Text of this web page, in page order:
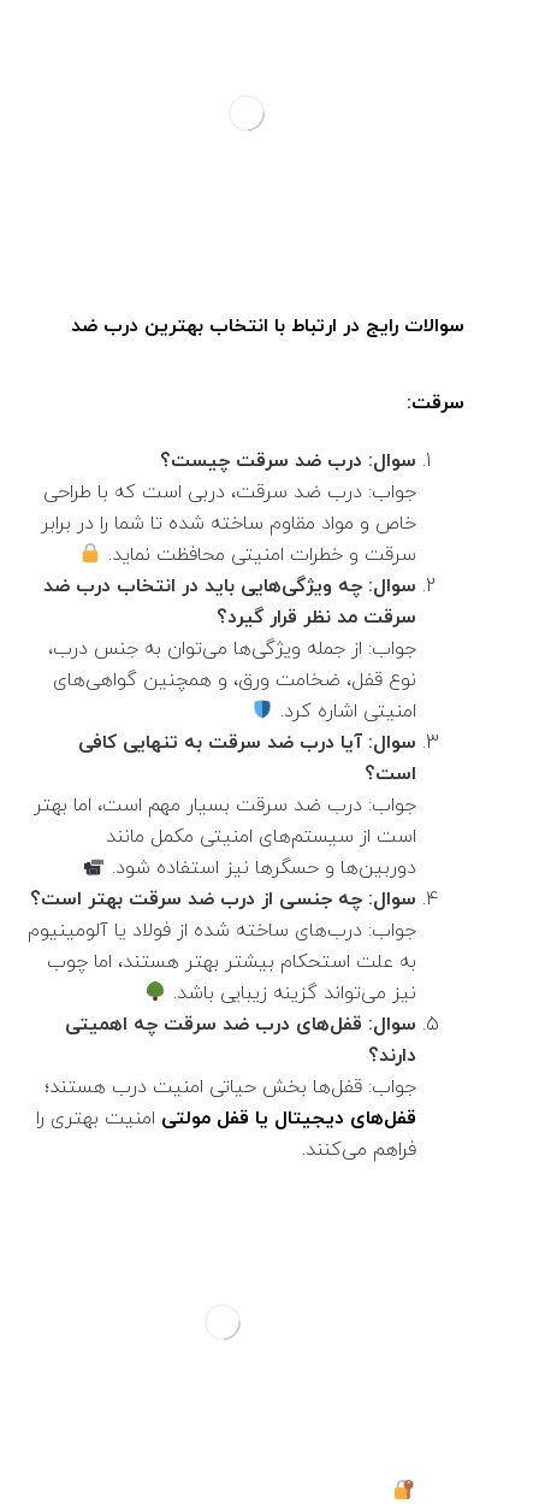
سوالات رایج در ارتباط با انتخاب بهترین درب ضد
سرقت:
سوال: درب ضد سرقت چیست؟
جواب: درب ضد سرقت، دربی است که با طراحی
خاص و مواد مقاوم ساخته شده تا شما را در برابر
سرقت و خطرات امنیتی محافظت نماید.
سوال: چه ویژگی‌هایی باید در انتخاب درب ضد
سرقت مد نظر قرار گیرد؟
جواب: از جمله ویژگی‌ها می‌توان به جنس درب،
نوع قفل، ضخامت ورق، و همچنین گواهی‌های
امنیتی اشاره کرد.
سوال: آیا درب ضد سرقت به تنهایی کافی
است؟
جواب: درب ضد سرقت بسیار مهم است، اما بهتر
است از سیستم‌های امنیتی مکمل مانند
دوربین‌ها و حسگرها نیز استفاده شود.
سوال: چه جنسی از درب ضد سرقت بهتر است؟
جواب: درب‌های ساخته شده از فولاد یا آلومینیوم
به علت استحکام بیشتر بهتر هستند، اما چوب
نیز می‌تواند گزینه زیبایی باشد.
سوال: قفل‌های درب ضد سرقت چه اهمیتی
دارند؟
جواب: قفل‌ها بخش حیاتی امنیت درب هستند؛
قفل‌های دیجیتال یا قفل مولتی امنیت بهتری را
فراهم می‌کنند.